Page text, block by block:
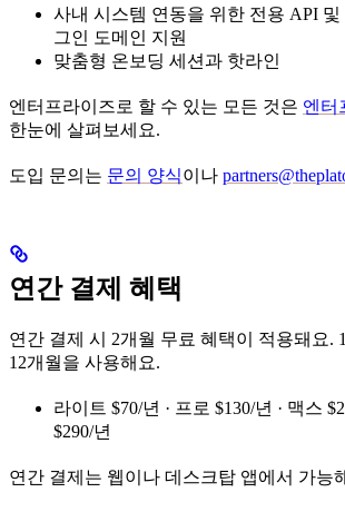
사내 시스템 연동을 위한 전용 API 및
그인 도메인 지원
맞춤형 온보딩 세션과 핫라인
엔터프라이즈로 할 수 있는 모든 것은 엔터
한눈에 살펴보세요.
도입 문의는 문의 양식이나
연간 결제 혜택
연간 결제 시 2개월 무료 혜택이 적용돼요.
12개월을 사용해요.
라이트 $70/년 · 프로 $130/년 · 맥스
$290/년
연간 결제는 웹이나 데스크탑 앱에서 가능